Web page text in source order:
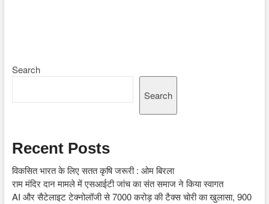
Search
Search
Recent Posts
विकसित भारत के लिए सतत कृषि जरूरी : ओम बिरला
राम मंदिर दान मामले में एसआईटी जांच का संत समाज ने किया स्वागत
AI और सैटेलाइट टेक्नोलॉजी से 7000 करोड़ की टैक्स चोरी का खुलासा, 900